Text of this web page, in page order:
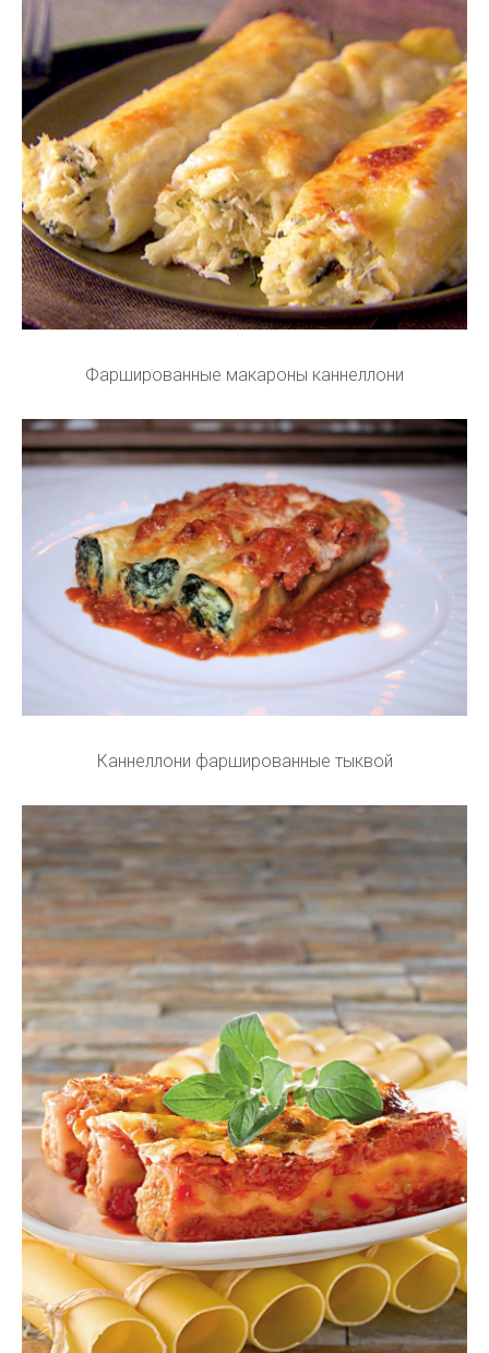
Фаршированные макароны каннеллони
Каннеллони фаршированные тыквой